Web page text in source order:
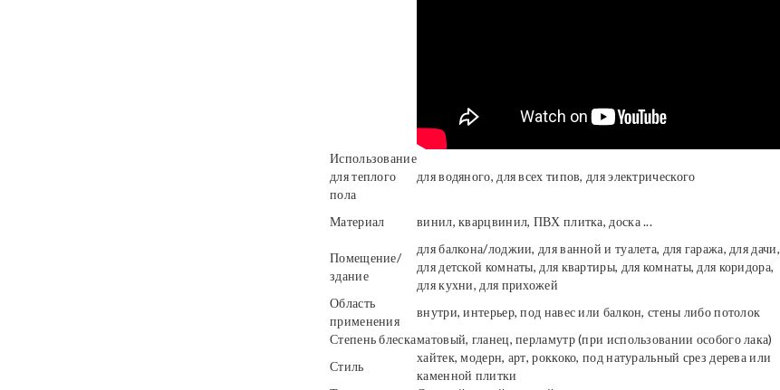
Использование
для теплого
пола
для водяного, для всех типов, для электрического
Материал винил, кварцвинил, ПВХ плитка, доска ...
Помещение/
здание
для балкона/лоджии, для ванной и туалета, для гаража, для дачи,
для детской комнаты, для квартиры, для комнаты, для коридора,
для кухни, для прихожей
Область
применения
внутри, интерьер, под навес или балкон, стены либо потолок
Степень блескаматовый, гланец, перламутр (при использовании особого лака)
Стиль
хайтек, модерн, арт, роккоко, под натуральный срез дерева или
каменной плитки